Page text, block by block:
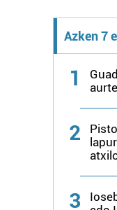
Azken 7
1
2
3